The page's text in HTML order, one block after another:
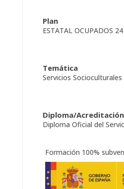
Plan
ESTATAL OCUPADOS
Temática
Servicios
Diploma/Acreditación
Diploma Oficial del
Formación 100%